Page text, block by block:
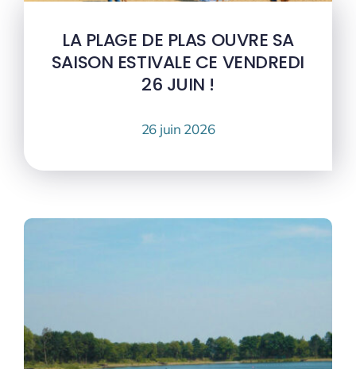
LA PLAGE DE PLAS OUVRE SA
SAISON ESTIVALE CE VENDREDI
26 JUIN !
26 juin 2026